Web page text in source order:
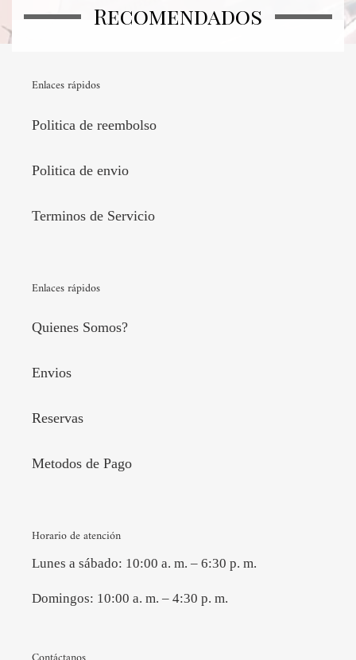
Recomendados
Enlaces rápidos
Politica de reembolso
Politica de envio
Terminos de Servicio
Enlaces rápidos
Quienes Somos?
Envios
Reservas
Metodos de Pago
Horario de atención
Lunes a sábado: 10:00 a. m. – 6:30 p. m.
Domingos: 10:00 a. m. – 4:30 p. m.